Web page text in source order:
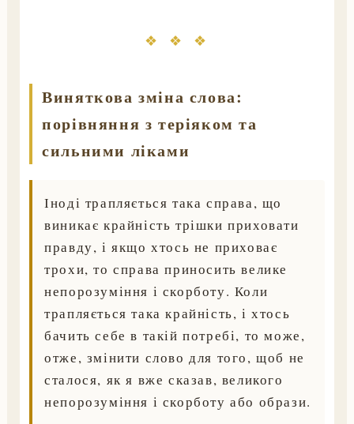
❖ ❖ ❖
Виняткова зміна слова:
порівняння з теріяком та
сильними ліками
Іноді трапляється така справа, що
виникає крайність трішки приховати
правду, і якщо хтось не приховає
трохи, то справа приносить велике
непорозуміння і скорботу. Коли
трапляється така крайність, і хтось
бачить себе в такій потребі, то може,
отже, змінити слово для того, щоб не
сталося, як я вже сказав, великого
непорозуміння і скорботу або образи.